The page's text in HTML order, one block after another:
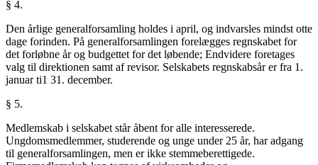
§ 4.
Den årlige generalforsamling holdes i april, og indvarsles mindst otte
dage forinden. På generalforsamlingen forelægges regnskabet for
det forløbne år og budgettet for det løbende; Endvidere foretages
valg til direktionen samt af revisor. Selskabets regnskabsår er fra 1.
januar ti1 31. december.
§ 5.
Medlemskab i selskabet står åbent for alle interesserede.
Ungdomsmedlemmer, studerende og unge under 25 år, har adgang
til generalforsamlingen, men er ikke stemmeberettigede.